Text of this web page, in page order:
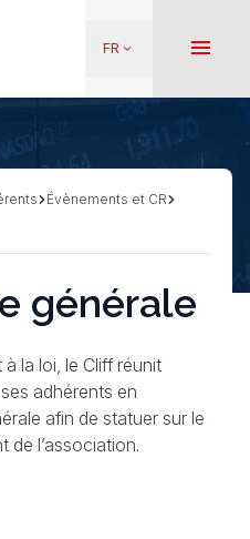
FR keyboard_arrow_down menu
Évènements et CR
générale
la loi, le Cliff réunit
adhérents en
afin de statuer sur le
de l’association.